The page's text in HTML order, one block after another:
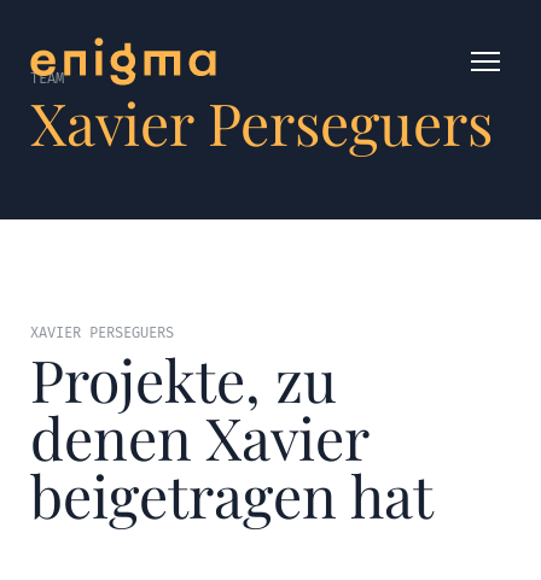
TEAM
Xavier Perseguers
XAVIER PERSEGUERS
Projekte, zu
denen Xavier
beigetragen hat